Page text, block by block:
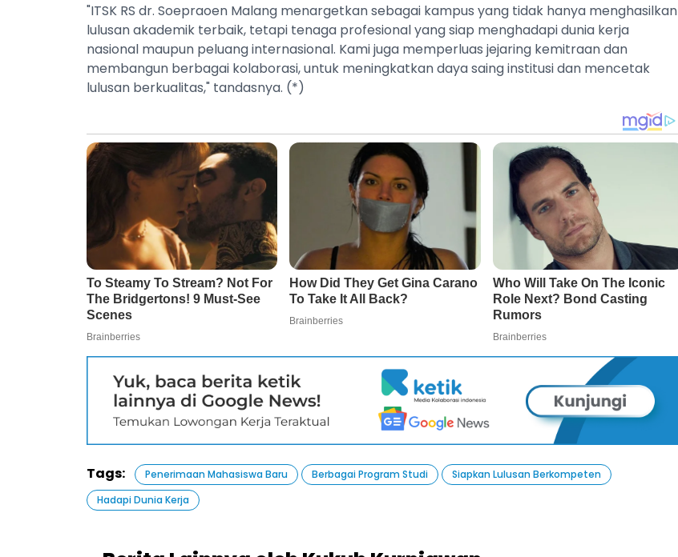
"ITSK RS dr. Soepraoen Malang menargetkan sebagai kampus yang tidak hanya menghasilkan
lulusan akademik terbaik, tetapi tenaga profesional yang siap menghadapi dunia kerja
nasional maupun peluang internasional. Kami juga memperluas jejaring kemitraan dan
membangun berbagai kolaborasi, untuk meningkatkan daya saing institusi dan mencetak
lulusan berkualitas," tandasnya. (*)
Tags: Penerimaan Mahasiswa Baru Berbagai Program Studi
Siapkan Lulusan Berkompeten
Hadapi Dunia Kerja